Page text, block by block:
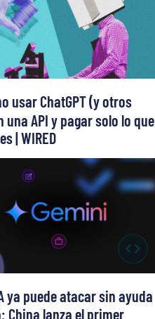
usar ChatGPT (y otros
una API y pagar solo lo que
| WIRED
ya puede atacar sin ayuda
China lanza el primer